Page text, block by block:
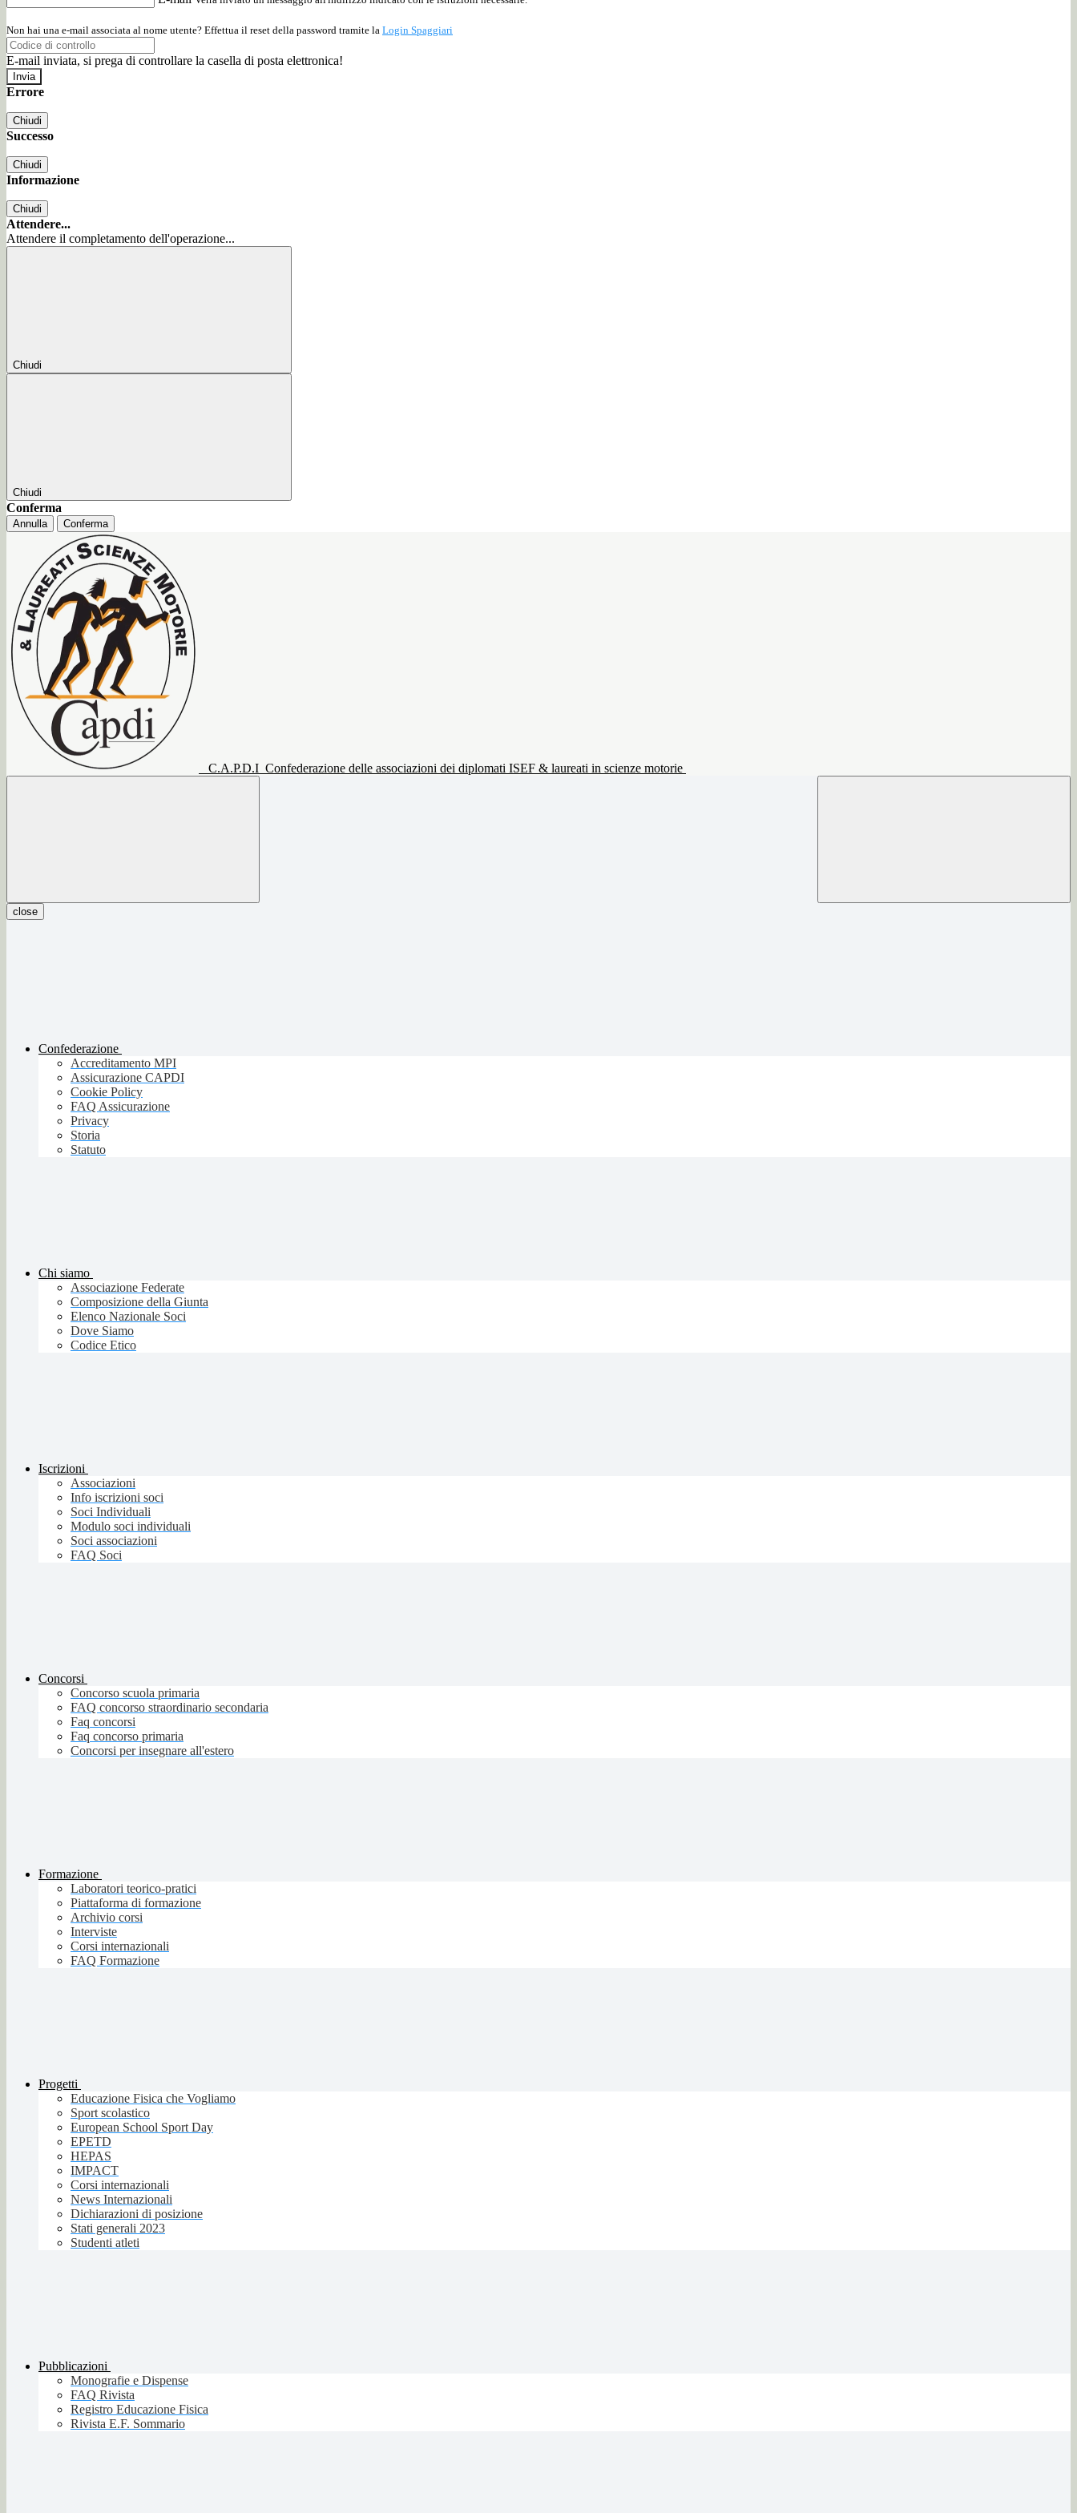
Non hai una e-mail associata al nome utente? Effettua il reset della password tramite la Login Spaggiari
E-mail inviata, si prega di controllare la casella di posta elettronica!
Errore
Chiudi
Successo
Chiudi
Informazione
Chiudi
Attendere...
Attendere il completamento dell'operazione...
Chiudi
Chiudi
Conferma
Annulla Conferma
C.A.P.D.I Confederazione delle associazioni dei diplomati ISEF & laureati in scienze motorie
close
Confederazione
Accreditamento MPI
Assicurazione CAPDI
Cookie Policy
FAQ Assicurazione
Privacy
Storia
Statuto
Chi siamo
Associazione Federate
Composizione della Giunta
Elenco Nazionale Soci
Dove Siamo
Codice Etico
Iscrizioni
Associazioni
Info iscrizioni soci
Soci Individuali
Modulo soci individuali
Soci associazioni
FAQ Soci
Concorsi
Concorso scuola primaria
FAQ concorso straordinario secondaria
Faq concorsi
Faq concorso primaria
Concorsi per insegnare all'estero
Formazione
Laboratori teorico-pratici
Piattaforma di formazione
Archivio corsi
Interviste
Corsi internazionali
FAQ Formazione
Progetti
Educazione Fisica che Vogliamo
Sport scolastico
European School Sport Day
EPETD
HEPAS
IMPACT
Corsi internazionali
News Internazionali
Dichiarazioni di posizione
Stati generali 2023
Studenti atleti
Pubblicazioni
Monografie e Dispense
FAQ Rivista
Registro Educazione Fisica
Rivista E.F. Sommario